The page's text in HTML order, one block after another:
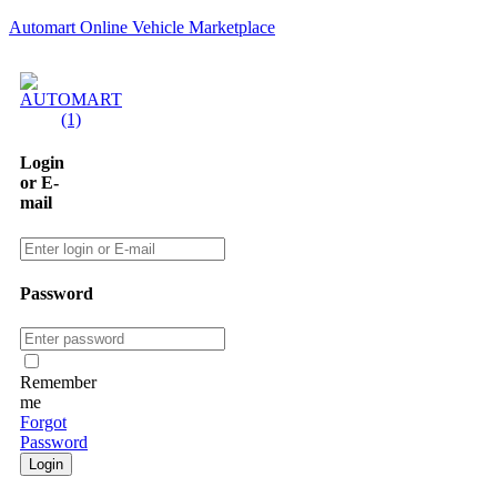
Automart Online Vehicle Marketplace
Login
or E-
mail
Password
Remember
me
Forgot
Password